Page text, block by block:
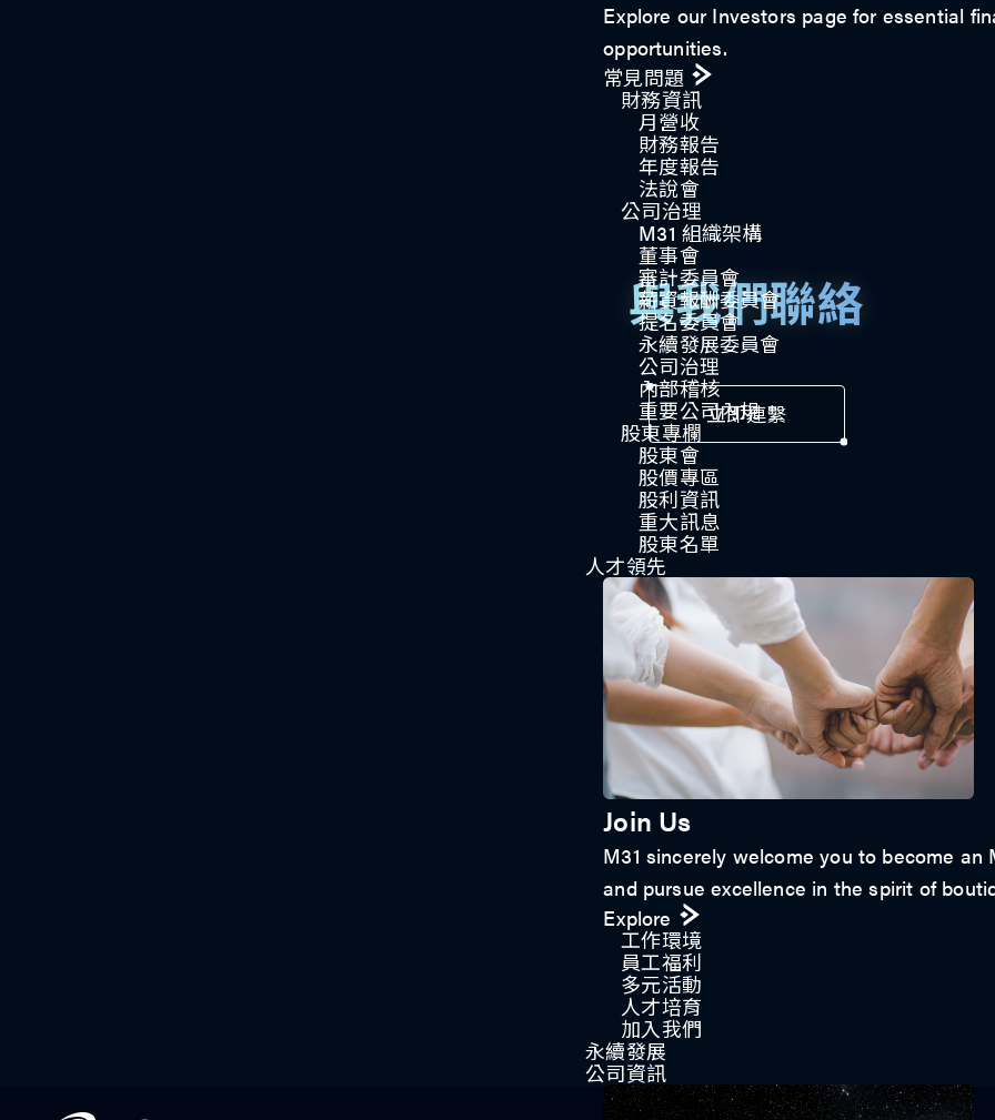
Explore our Investors page for essential
opportunities.
常見問題
財務資訊
月營收
財務報告
年度報告
法說會
公司治理​
M31 組織架構
董事會
審計委員會
薪資報酬委員會
提名委員會
永續發展委員會
公司治理
內部稽核
重要公司內規​​
股東專欄
股東會
股價專區
股利資訊
重大訊息
股東名單
人才領先
Join Us
M31 sincerely welcome you to become
and pursue excellence in the spirit of
Explore
工作環境
員工福利
多元活動
人才培育
加入我們
永續發展
公司資訊
與我們聯絡
立即連繫